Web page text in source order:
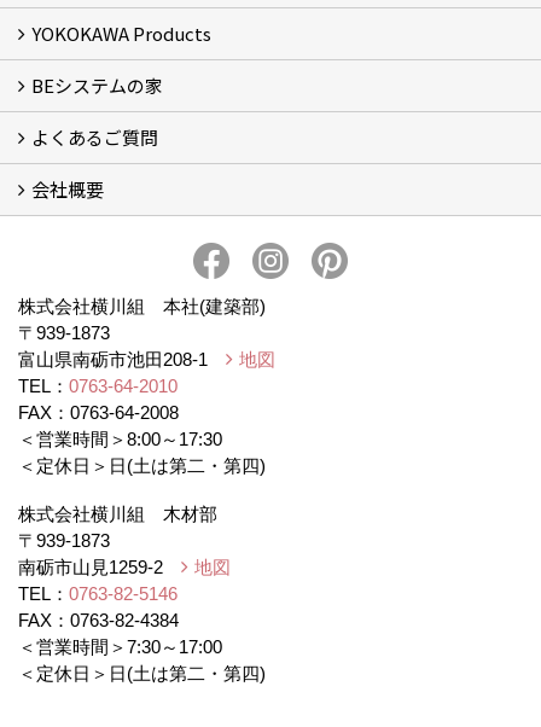
フォトギャラリー
リフォーム専門部
新築・増築専門部
現場レポート
完工事例
お客様の声
横川組歩道除雪隊
『五本線』応援ページ！
YOKOKAWA Products
窓ガラス遮熱・UVカット塗料【ゼロコート】
水回り再生コーティング【アクアリフレッシュ】
米杉羽目板【やすらぎ】
BEシステムの家
BEシステムの家 実績
BEシステムの家 概要
BEシステムの家 体感会レポート
ハウスオブザ高断熱受賞
よくあるご質問
BEシステムについて
家造りの流れ
会社概要
プライバシー・ポリシー
本社井口移転のお知らせ
株式会社横川組 本社(建築部)
〒939-1873
富山県南砺市池田208-1
地図
TEL： 0763-64-2010
FAX：0763-64-2008
＜営業時間＞8:00～17:30
＜定休日＞日(土は第二・第四)
株式会社横川組 木材部
〒939-1873
南砺市山見1259-2
地図
TEL： 0763-82-5146
FAX：0763-82-4384
＜営業時間＞7:30～17:00
＜定休日＞日(土は第二・第四)